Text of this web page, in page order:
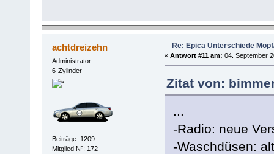
achtdreizehn
Administrator
6-Zylinder
Beiträge: 1209
Mitglied Nº: 172
Re: Epica Unterschiede
« Antwort #11 am: 04. September
Zitat von:
...
-Radio: neue
-Waschdüsen: